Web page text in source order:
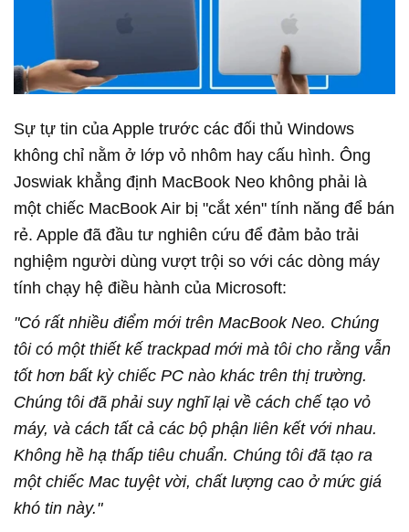
Sự tự tin của Apple trước các đối thủ Windows
không chỉ nằm ở lớp vỏ nhôm hay cấu hình. Ông
Joswiak khẳng định MacBook Neo không phải là
một chiếc MacBook Air bị "cắt xén" tính năng để bán
rẻ. Apple đã đầu tư nghiên cứu để đảm bảo trải
nghiệm người dùng vượt trội so với các dòng máy
tính chạy hệ điều hành của Microsoft:
"Có rất nhiều điểm mới trên MacBook Neo. Chúng
tôi có một thiết kế trackpad mới mà tôi cho rằng vẫn
tốt hơn bất kỳ chiếc PC nào khác trên thị trường.
Chúng tôi đã phải suy nghĩ lại về cách chế tạo vỏ
máy, và cách tất cả các bộ phận liên kết với nhau.
Không hề hạ thấp tiêu chuẩn. Chúng tôi đã tạo ra
một chiếc Mac tuyệt vời, chất lượng cao ở mức giá
khó tin này."